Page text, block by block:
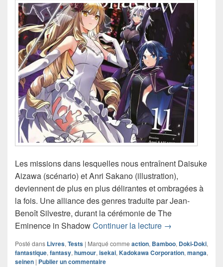
Les missions dans lesquelles nous entraînent Daisuke
Aizawa (scénario) et Anri Sakano (illustration),
deviennent de plus en plus délirantes et ombragées à
la fois. Une alliance des genres traduite par Jean-
Benoît Silvestre, durant la cérémonie de The
Eminence in ShadowContinuer la lecture Chronique
→
Posté dans Livres, Tests | Marqué comme action, Bamboo, Doki-Doki,
fantastique, fantasy, humour, isekai, Kadokawa Corporation, manga,
seinen | Publier un commentaire